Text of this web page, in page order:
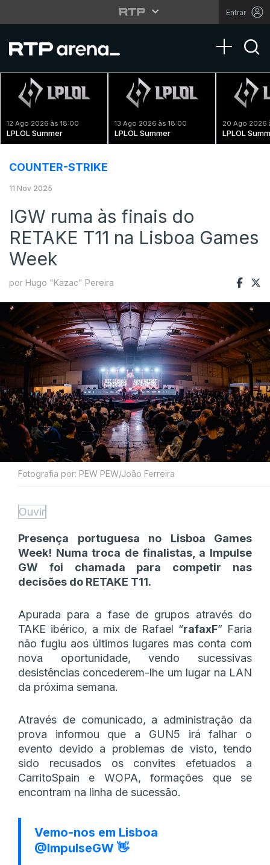
Entrar
Toggle
12 Ago 2026 às 18:00
LPLOL Summer
13 Ago 2026 às 18:00
LPLOL Summer
20 Ago 2026
LPLOL
COUNTER-STRIKE
11 Nov 2025
IGW ruma às finais do
RETAKE T11 na Lisboa Games
Week
por Hugo "Kazac" Pereira
Fotografia por: PEW PEW/João Ferreira
Ouvir
Presença portuguesa no Lisboa Games
Week! Numa troca de finalistas, a Impulse
GW foi chamada para competir nas
decisões do RETAKE T11.
Apurada para a fase de grupos através do
TAKE ibérico, a mix de Rafael “rafaxF” Faria
não fugiu aos últimos lugares mas conta com
nova oportunidade, vendo sucessivas
desistências concederem-lhe um lugar na LAN
da próxima semana.
Através de comunicado, a administração da
prova informou que a GUN5 irá falhar o
evento devido a problemas de visto, tendo
sido recusados os convites efetuados a
CarritoSpain e WOPA, formações que se
encontram na linha de sucessão.
Vemo-nos em Lisboa
@ImpulseGW 👋